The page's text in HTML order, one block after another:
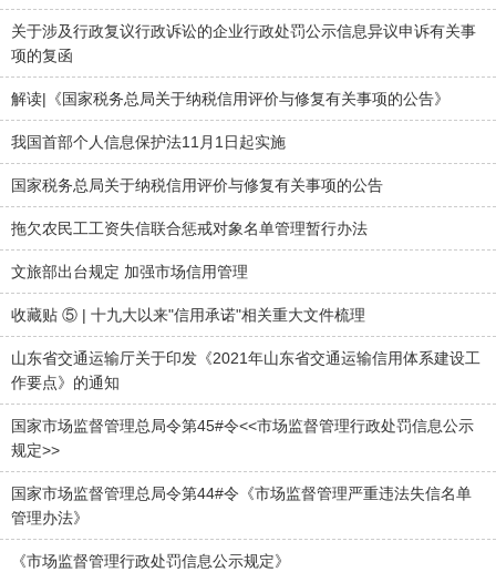
关于涉及行政复议行政诉讼的企业行政处罚公示信息异议申诉有关事
项的复函
解读|《国家税务总局关于纳税信用评价与修复有关事项的公告》
我国首部个人信息保护法11月1日起实施
国家税务总局关于纳税信用评价与修复有关事项的公告
拖欠农民工工资失信联合惩戒对象名单管理暂行办法
文旅部出台规定 加强市场信用管理
收藏贴 ⑤ | 十九大以来"信用承诺"相关重大文件梳理
山东省交通运输厅关于印发《2021年山东省交通运输信用体系建设工
作要点》的通知
国家市场监督管理总局令第45#令<<市场监督管理行政处罚信息公示
规定>>
国家市场监督管理总局令第44#令《市场监督管理严重违法失信名单
管理办法》
《市场监督管理行政处罚信息公示规定》